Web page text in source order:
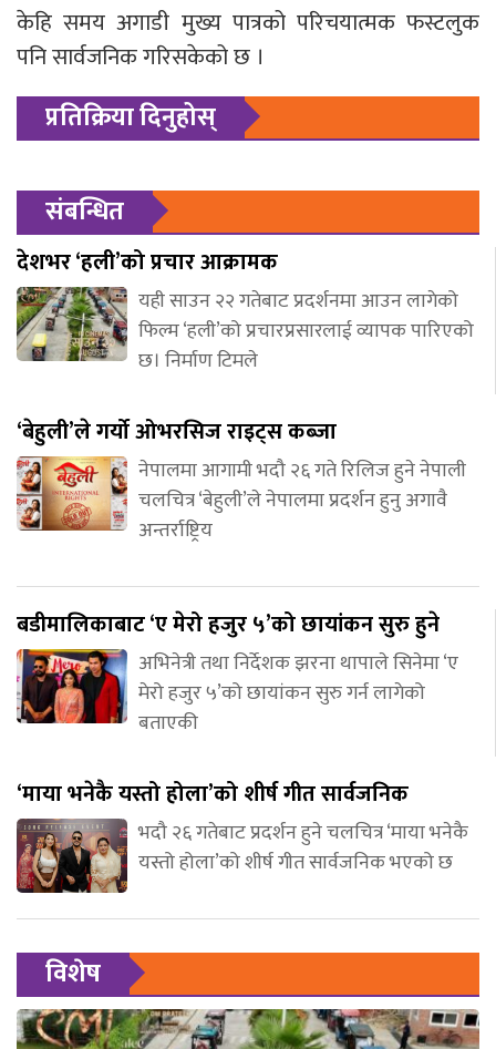
केहि समय अगाडी मुख्य पात्रको परिचयात्मक फस्टलुक
पनि सार्वजनिक गरिसकेको छ ।
प्रतिक्रिया दिनुहोस्
संबन्धित
देशभर ‘हली’को प्रचार आक्रामक
यही साउन २२ गतेबाट प्रदर्शनमा आउन लागेको
फिल्म ‘हली’को प्रचारप्रसारलाई व्यापक पारिएको
छ। निर्माण टिमले
‘बेहुली’ले गर्यो ओभरसिज राइट्स कब्जा
नेपालमा आगामी भदौ २६ गते रिलिज हुने नेपाली
चलचित्र ‘बेहुली’ले नेपालमा प्रदर्शन हुनु अगावै
अन्तर्राष्ट्रिय
बडीमालिकाबाट ‘ए मेरो हजुर ५’को छायांकन सुरु हुने
अभिनेत्री तथा निर्देशक झरना थापाले सिनेमा ‘ए
मेरो हजुर ५’को छायांकन सुरु गर्न लागेको
बताएकी
‘माया भनेकै यस्तो होला’को शीर्ष गीत सार्वजनिक
भदौ २६ गतेबाट प्रदर्शन हुने चलचित्र ‘माया भनेकै
यस्तो होला’को शीर्ष गीत सार्वजनिक भएको छ
विशेष